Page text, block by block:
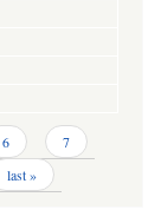
6
7
last »